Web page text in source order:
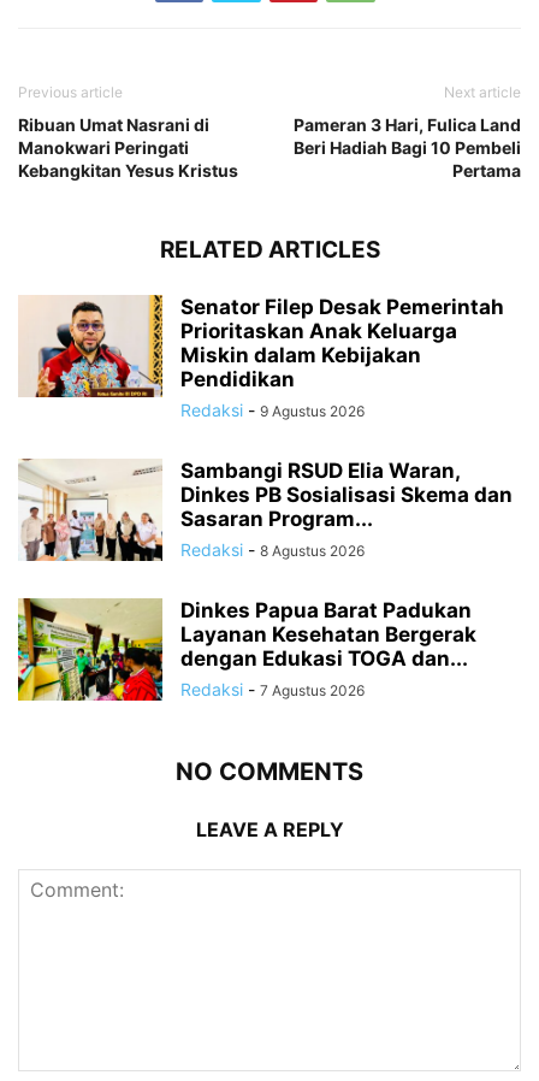
Previous article
Ribuan Umat Nasrani di
Manokwari Peringati
Kebangkitan Yesus Kristus
Next article
Pameran 3 Hari, Fulica Land
Beri Hadiah Bagi 10 Pembeli
Pertama
RELATED ARTICLES
Senator Filep Desak Pemerintah
Prioritaskan Anak Keluarga
Miskin dalam Kebijakan
Pendidikan
Redaksi - 9 Agustus 2026
Sambangi RSUD Elia Waran,
Dinkes PB Sosialisasi Skema dan
Sasaran Program...
Redaksi - 8 Agustus 2026
Dinkes Papua Barat Padukan
Layanan Kesehatan Bergerak
dengan Edukasi TOGA dan...
Redaksi - 7 Agustus 2026
NO COMMENTS
LEAVE A REPLY